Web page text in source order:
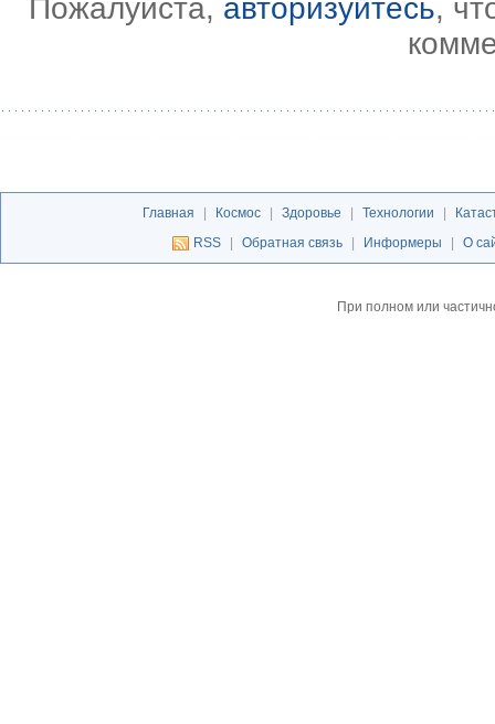
Пожалуйста, авторизуйтесь,
Главная | Космос | Здоровье | Технологии |
RSS
| Обратная связь | Информеры | О
При полном или